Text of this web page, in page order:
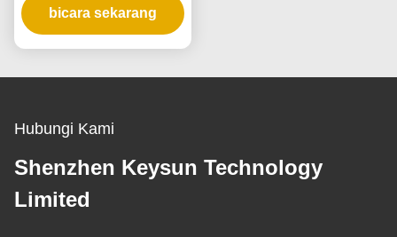
Catu Daya yang Dapat
Diredupkan
bicara sekarang
Hubungi Kami
Shenzhen Keysun Technology
Limited